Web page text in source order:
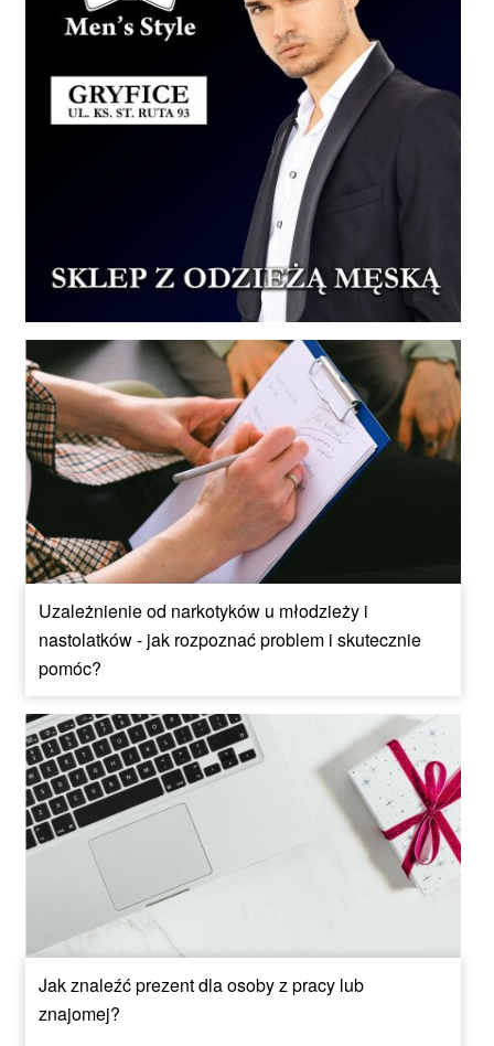
Uzależnienie od narkotyków u młodzieży i
nastolatków - jak rozpoznać problem i skutecznie
pomóc?
Jak znaleźć prezent dla osoby z pracy lub
znajomej?